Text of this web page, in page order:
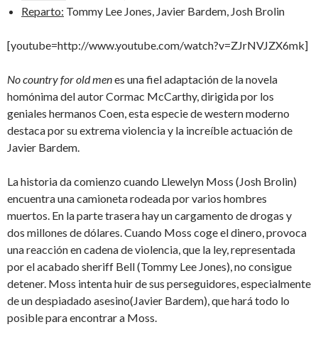
Reparto: Tommy Lee Jones, Javier Bardem, Josh Brolin
[youtube=http://www.youtube.com/watch?v=ZJrNVJZX6mk]
No country for old menes una fiel adaptación de la novela
homónima del autor Cormac McCarthy, dirigida por los
geniales hermanos Coen, esta especie de western moderno
destaca por su extrema violencia y la increíble actuación de
Javier Bardem.
La historia da comienzo cuando Llewelyn Moss (Josh Brolin)
encuentra una camioneta rodeada por varios hombres
muertos. En la parte trasera hay un cargamento de drogas y
dos millones de dólares. Cuando Moss coge el dinero, provoca
una reacción en cadena de violencia, que la ley, representada
por el acabado sheriff Bell (Tommy Lee Jones), no consigue
detener. Moss intenta huir de sus perseguidores, especialmente
de un despiadado asesino(Javier Bardem), que hará todo lo
posible para encontrar a Moss.